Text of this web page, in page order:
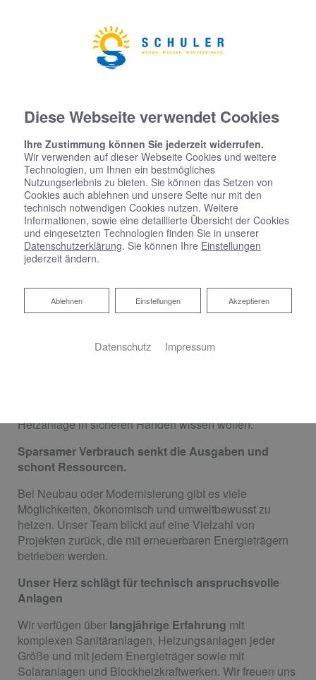
Anspruchsvolle Anlagen – ein
Spezialist
Die Heizaufwendungen eines Gebäudes sind ein nicht
zu unterschätzender Kostenfaktor. Gerade für
Produktionshallen oder große Büros kann eine
effiziente Wärmeerzeugung sowie eine durchdachte
Verteilung hohe Kosten einsparen. Hier spielt nicht nur
Gasheizung, BHKW oder erneuerbare Energien – eine
Heizanlage in sicheren Händen wissen wollen.
Sparsamer Verbrauch senkt die Ausgaben und
schont Ressourcen.
Bei Neubau oder Modernisierung gibt es viele
Möglichkeiten, ökonomisch und umweltbewusst zu
heizen. Unser Team blickt auf eine Vielzahl von
Projekten zurück, die mit erneuerbaren Energieträgern
betrieben werden.
Unser Herz schlägt für technisch anspruchsvolle
Anlagen
Wir verfügen über langjährige Erfahrung mit
komplexen Sanitäranlagen, Heizungsanlagen jeder
Größe und mit jedem Energieträger sowie mit
Solaranlagen und Blockheizkraftwerken. Wir freuen uns
Diese Webseite verwendet Cookies
Ihre Zustimmung können Sie jederzeit widerrufen.
Wir verwenden auf dieser Webseite Cookies und weitere
Technologien, um Ihnen ein bestmögliches
Nutzungserlebnis zu bieten. Sie können das Setzen von
Cookies auch ablehnen und unsere Seite nur mit den
technisch notwendigen Cookies nutzen. Weitere
Informationen, sowie eine detaillierte Übersicht der Cookies
und eingesetzten Technologien finden Sie in unserer
Datenschutzerklärung. Sie können Ihre Einstellungen
jederzeit ändern.
Akzeptieren
Einstellungen
Ablehnen
Ablehnen
Datenschutz Impressum